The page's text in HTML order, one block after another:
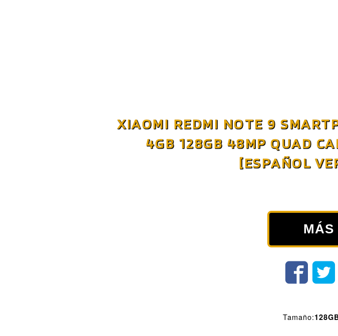
XIAOMI REDMI NOTE 9
4GB 128GB 48MP QUAD
[ESPAÑOL
MÁS
Tamaño: